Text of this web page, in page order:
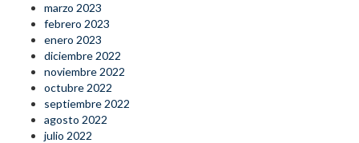
marzo 2023
febrero 2023
enero 2023
diciembre 2022
noviembre 2022
octubre 2022
septiembre 2022
agosto 2022
julio 2022